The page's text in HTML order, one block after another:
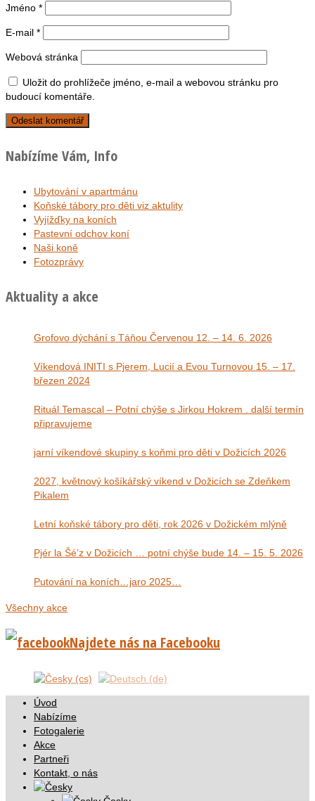
Jméno *
E-mail *
Webová stránka
Uložit do prohlížeče jméno, e-mail a webovou stránku pro
budoucí komentáře.
Nabízíme Vám, Info
Ubytování v apartmánu
Koňské tábory pro děti viz aktulity
Vyjížďky na koních
Pastevní odchov koní
Naši koně
Fotozprávy
Aktuality a akce
Grofovo dýchání s Táňou Červenou 12. – 14. 6. 2026
Víkendová INITI s Pjerem, Lucií a Evou Turnovou 15. – 17.
březen 2024
Rituál Temascal – Potní chýše s Jirkou Hokrem . další termín
připravujeme
jarní víkendové skupiny s koňmi pro děti v Dožicích 2026
2027, květnový košíkářský víkend v Dožicích se Zdeňkem
Pikalem
Letní koňské tábory pro děti, rok 2026 v Dožickém mlýně
Pjér la Šé’z v Dožicích … potní chýše bude 14. – 15. 5. 2026
Putování na koních…jaro 2025…
Všechny akce
Najdete nás na Facebooku
Úvod
Nabízíme
Fotogalerie
Akce
Partneři
Kontakt, o nás